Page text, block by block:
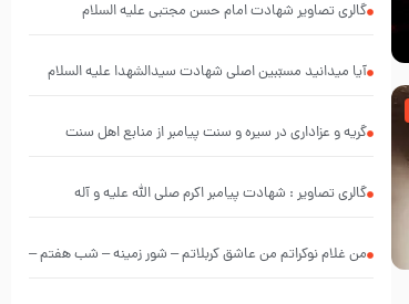
گالری تصاویر شهادت امام حسن مجتبی علیه السلام
آیا میدانید مسبّبین اصلی شهادت سیدالشهدا علیه ‌السلام
گریه و عزاداری در سیره و سنت پیامبر از منابع اهل سنت
گالری تصاویر : شهادت پیامبر اکرم صلی الله علیه و آله
من غلام نوکراتم من عاشق کربلاتم – شور زمینه – شب هفتم –